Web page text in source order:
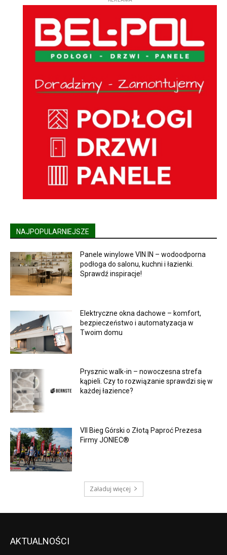
NAJPOPULARNIEJSZE
Panele winylowe VIN IN – wodoodporna
podłoga do salonu, kuchni i łazienki.
Sprawdź inspiracje!
Elektryczne okna dachowe – komfort,
bezpieczeństwo i automatyzacja w
Twoim domu
Prysznic walk-in – nowoczesna strefa
kąpieli. Czy to rozwiązanie sprawdzi się w
każdej łazience?
VII Bieg Górski o Złotą Paproć Prezesa
Firmy JONIEC®
Załaduj więcej
AKTUALNOŚCI